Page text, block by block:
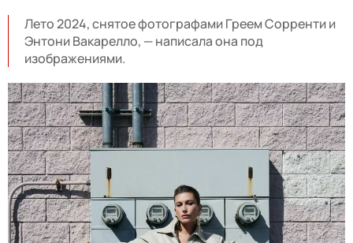
Лето 2024, снятое фотографами Греем Сорренти и
Энтони Вакарелло, — написала она под
изображениями.